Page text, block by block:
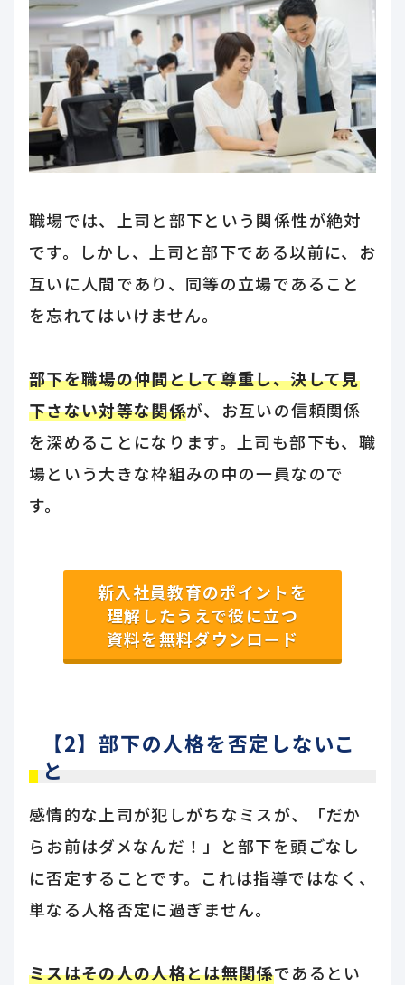
職場では、上司と部下という関係性が絶対
です。しかし、上司と部下である以前に、お
互いに人間であり、同等の立場であること
を忘れてはいけません。
部下を職場の仲間として尊重し、決して見
下さない対等な関係が、お互いの信頼関係
を深めることになります。上司も部下も、職
場という大きな枠組みの中の一員なので
す。
新入社員教育のポイントを
理解したうえで役に立つ
資料を無料ダウンロード
【2】部下の人格を否定しないこ
と
感情的な上司が犯しがちなミスが、「だか
らお前はダメなんだ！」と部下を頭ごなし
に否定することです。これは指導ではなく、
単なる人格否定に過ぎません。
ミスはその人の人格とは無関係であるとい